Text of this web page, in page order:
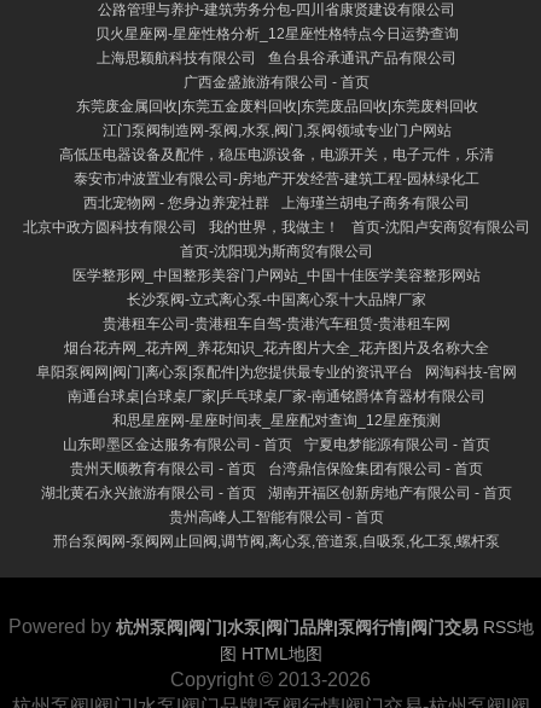
公路管理与养护-建筑劳务分包-四川省康贤建设有限公司
贝火星座网-星座性格分析_12星座性格特点今日运势查询
上海思颖航科技有限公司
鱼台县谷承通讯产品有限公司
广西金盛旅游有限公司 - 首页
东莞废金属回收|东莞五金废料回收|东莞废品回收|东莞废料回收
江门泵阀制造网-泵阀,水泵,阀门,泵阀领域专业门户网站
高低压电器设备及配件，稳压电源设备，电源开关，电子元件，乐清
泰安市冲波置业有限公司-房地产开发经营-建筑工程-园林绿化工
西北宠物网 - 您身边养宠社群
上海瑾兰胡电子商务有限公司
北京中政方圆科技有限公司
我的世界，我做主！
首页-沈阳卢安商贸有限公司
首页-沈阳现为斯商贸有限公司
医学整形网_中国整形美容门户网站_中国十佳医学美容整形网站
长沙泵阀-立式离心泵-中国离心泵十大品牌厂家
贵港租车公司-贵港租车自驾-贵港汽车租赁-贵港租车网
烟台花卉网_花卉网_养花知识_花卉图片大全_花卉图片及名称大全
阜阳泵阀网|阀门|离心泵|泵配件|为您提供最专业的资讯平台
网淘科技-官网
南通台球桌|台球桌厂家|乒乓球桌厂家-南通铭爵体育器材有限公司
和思星座网-星座时间表_星座配对查询_12星座预测
山东即墨区金达服务有限公司 - 首页
宁夏电梦能源有限公司 - 首页
贵州天顺教育有限公司 - 首页
台湾鼎信保险集团有限公司 - 首页
湖北黄石永兴旅游有限公司 - 首页
湖南开福区创新房地产有限公司 - 首页
贵州高峰人工智能有限公司 - 首页
邢台泵阀网-泵阀网止回阀,调节阀,离心泵,管道泵,自吸泵,化工泵,螺杆泵
Powered by 杭州泵阀|阀门|水泵|阀门品牌|泵阀行情|阀门交易 RSS地
图 HTML地图
Copyright © 2013-2026